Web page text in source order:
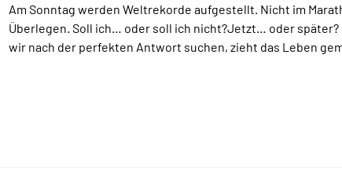
Am Sonntag werden Weltrekorde aufgestellt. Nicht im
Überlegen. Soll ich… oder soll ich nicht?Jetzt… oder später?
wir nach der perfekten Antwort suchen, zieht das Leben